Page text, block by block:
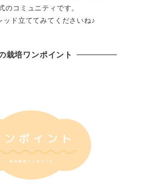
のコミュニティです。
ッド立ててみてくださいね♪
栽培ワンポイント